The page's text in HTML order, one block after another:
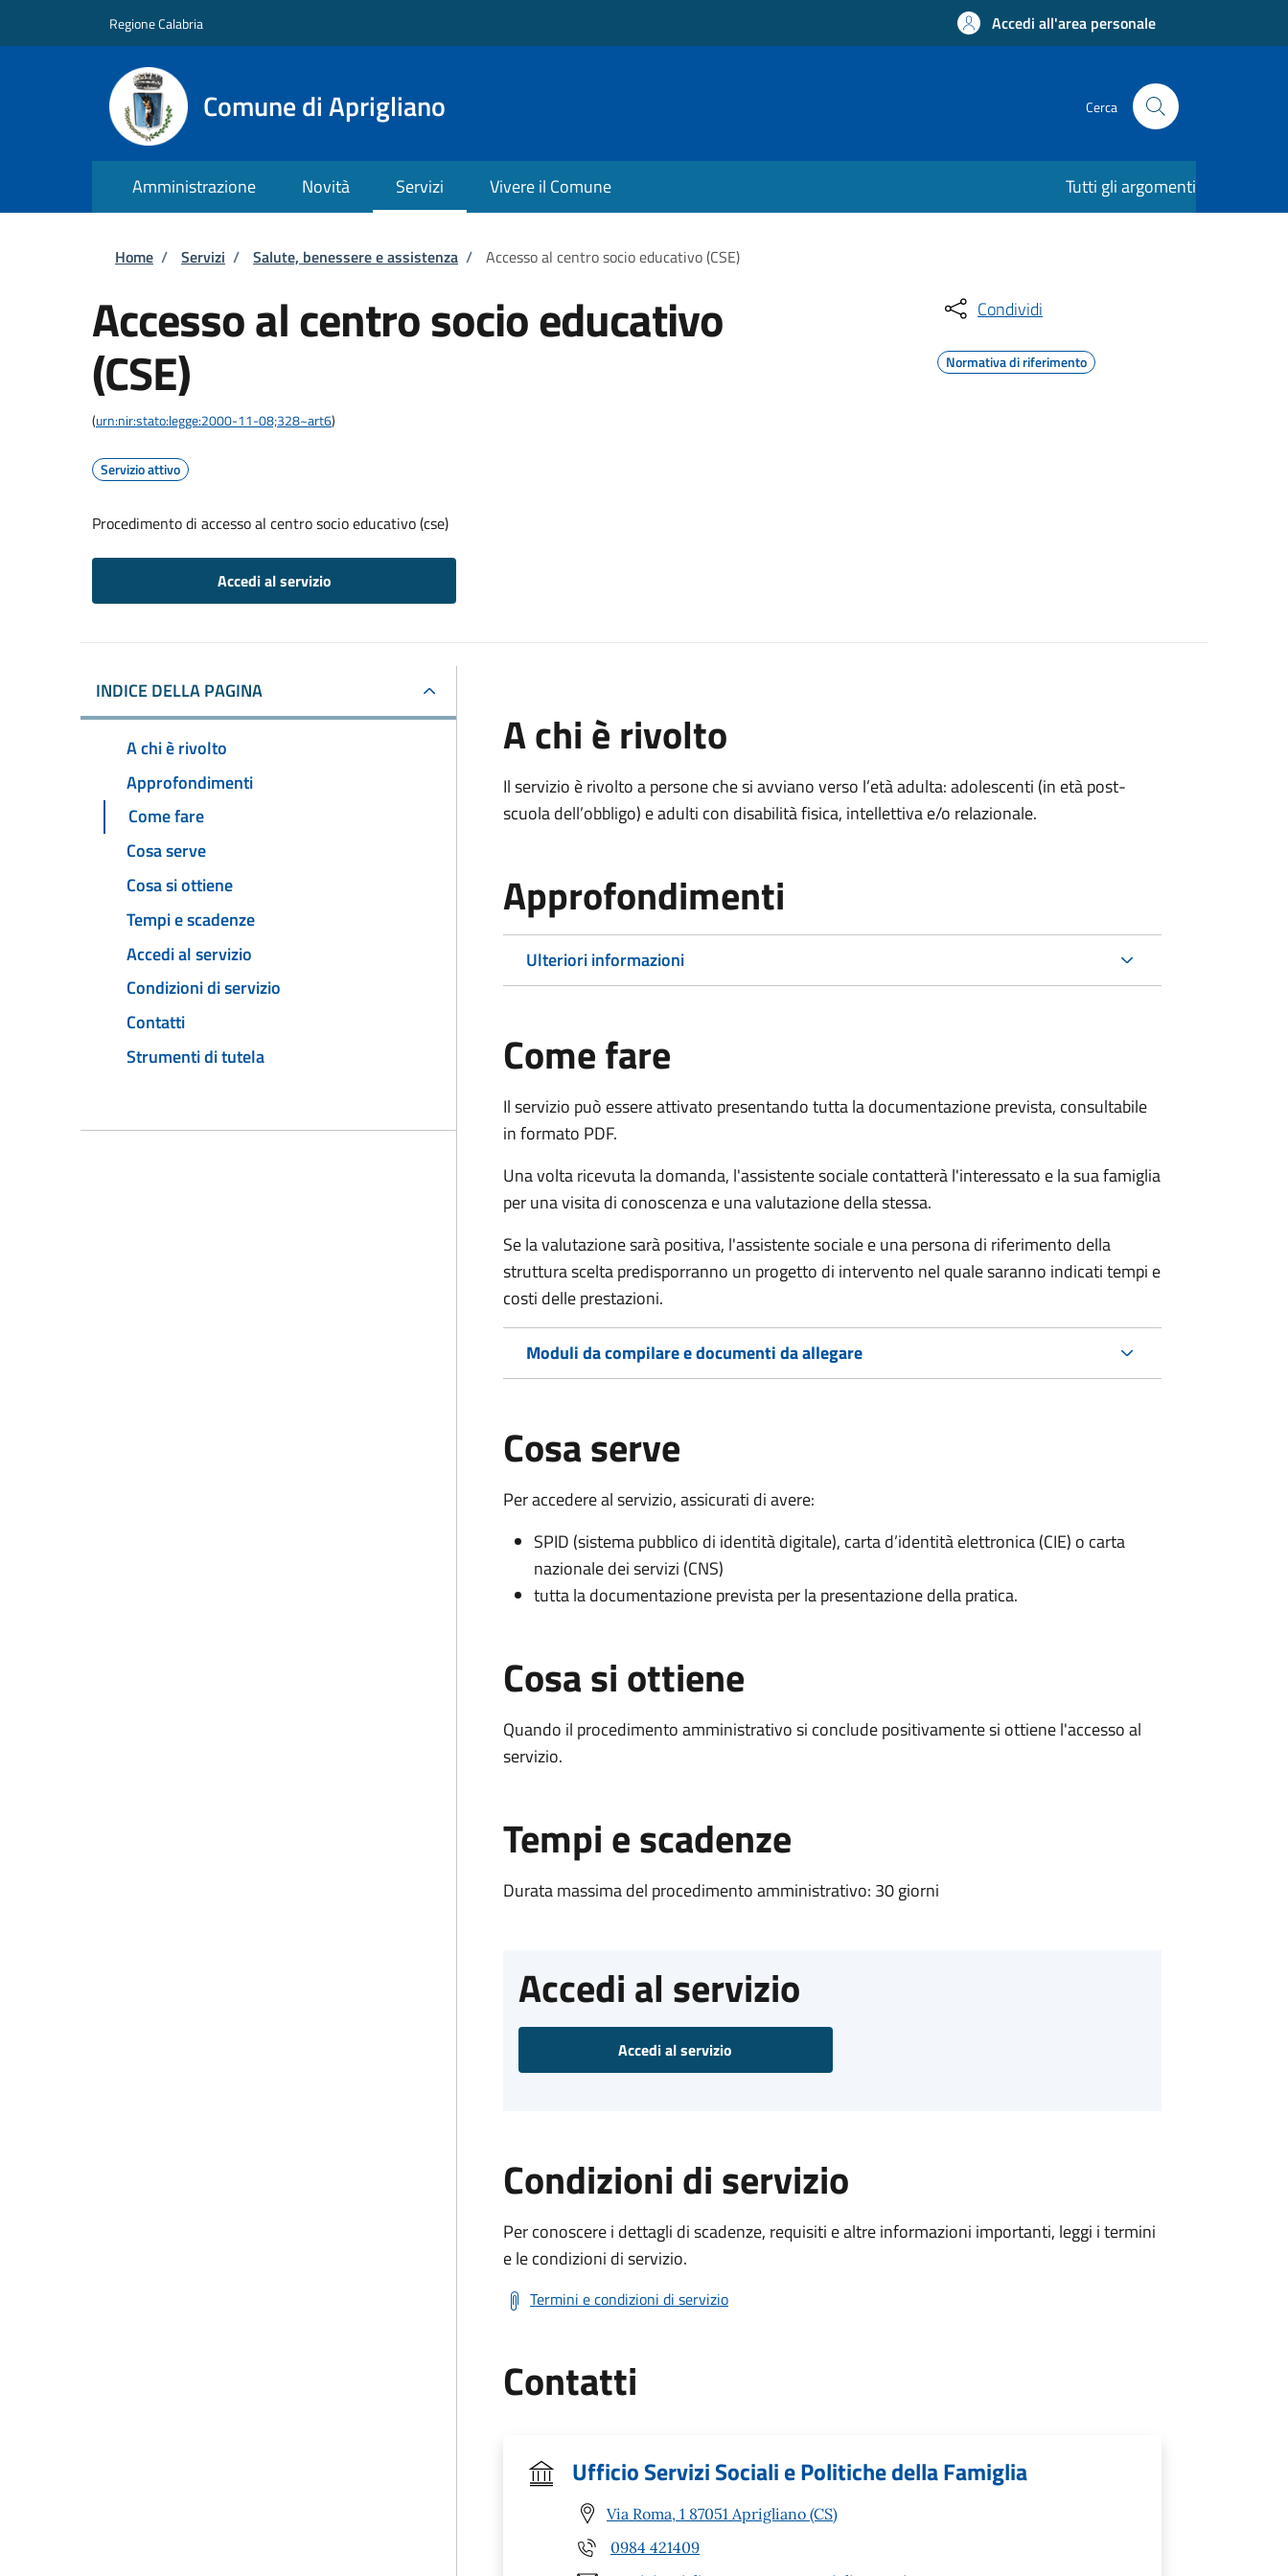
Regione Calabria Accedi all'area personale
Comune di Aprigliano Cerca
Amministrazione Novità Servizi Vivere il Comune Tutti gli argomenti
Briciole di pane
Home / Servizi / Salute, benessere e assistenza / Accesso al centro socio educativo (CSE)
Accesso al centro socio educativo
(CSE)
(urn:nir:stato:legge:2000-11-08;328~art6)
Servizio attivo
Procedimento di accesso al centro socio educativo (cse)
Accedi al servizio
Condividi
Normativa di riferimento
INDICE DELLA PAGINA
A chi è rivolto
Approfondimenti
Come fare
Cosa serve
Cosa si ottiene
Tempi e scadenze
Accedi al servizio
Condizioni di servizio
Contatti
Strumenti di tutela
A chi è rivolto
Il servizio è rivoltoa persone che si avviano verso l’età adulta: adolescenti (in età post-
scuola dell’obbligo) e adulti con disabilità fisica, intellettiva e/o relazionale.
Approfondimenti
Ulteriori informazioni
Come fare
Il servizio può essere attivato presentando tutta la documentazione prevista, consultabile
in formato PDF.
Una volta ricevuta la domanda, l'assistente sociale contatterà l'interessato e la sua famiglia
per una visita di conoscenza e una valutazione della stessa.
Se la valutazione sarà positiva, l'assistente sociale e una persona di riferimento della
struttura scelta predisporranno un progetto di intervento nel quale saranno indicati tempi e
costi delle prestazioni.
Moduli da compilare e documenti da allegare
Cosa serve
Per accedere al servizio, assicurati di avere:
SPID (sistema pubblico di identità digitale), carta d’identità elettronica (CIE) o carta
nazionale dei servizi (CNS)
tutta la documentazione prevista per la presentazione della pratica.
Cosa si ottiene
Quando il procedimento amministrativo si conclude positivamente si ottiene l'accesso al
servizio.
Tempi e scadenze
Durata massima del procedimento amministrativo: 30 giorni
Accedi al servizio
Accedi al servizio
Condizioni di servizio
Per conoscere i dettagli di scadenze, requisiti e altre informazioni importanti, leggi i termini
e le condizioni di servizio.
Termini e condizioni di servizio
Contatti
Ufficio Servizi Sociali e Politiche della Famiglia
Via Roma, 1 87051 Aprigliano (CS)
0984 421409